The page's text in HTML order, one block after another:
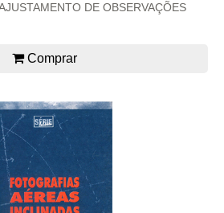
DE OBSERVAÇÕES
Comprar